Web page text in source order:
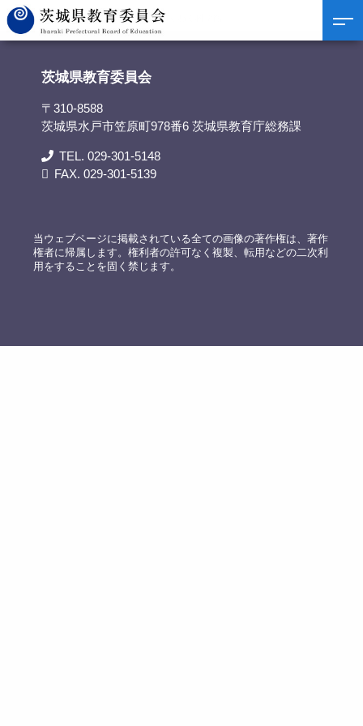
茨城県教育委員会>リンク集>大洗わくわく科学館
茨城県教育委員会
〒310-8588
茨城県水戸市笠原町978番6 茨城県教育庁総務課
TEL. 029-301-5148
FAX. 029-301-5139
当ウェブページに掲載されている全ての画像の著作権は、著作
権者に帰属します。権利者の許可なく複製、転用などの二次利
用をすることを固く禁じます。